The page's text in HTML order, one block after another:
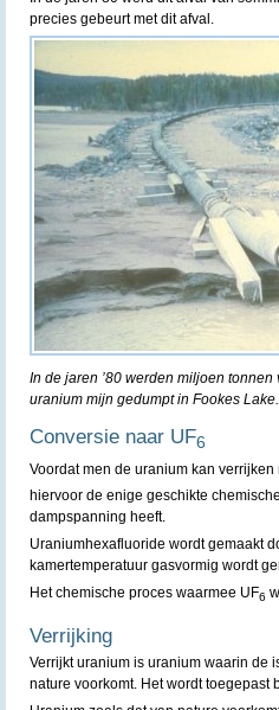
precies gebeurt met dit afval.
In de jaren ’80 werden miljoen
uranium mijn gedumpt in Fookes
Conversie naar UF6
Voordat men de uranium kan
hiervoor de enige geschikte
dampspanning heeft.
Uraniumhexafluoride wordt gemaakt
kamertemperatuur gasvormig wordt
Het chemische proces waarmee UF6
Verrijking
Verrijkt uranium is uranium waarin de
nature voorkomt. Het wordt toegepast